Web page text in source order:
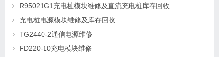
R95021G1充电桩模块维修及直流充电桩库存回收
充电桩电源模块维修及库存回收
TG2440-2通信电源维修
FD220-10充电模块维修